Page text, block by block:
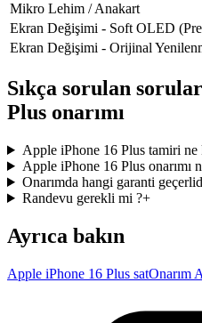
Mikro Lehim / Anakart
Ekran Değişimi - Soft OLED
Ekran Değişimi - Orijinal
Sıkça sorulan
Plus onarımı
Apple iPhone 16 Plus tamiri ne
Apple iPhone 16 Plus onarımı
Onarımda hangi garanti
Randevu gerekli mi ?+
Ayrıca bakın
Apple iPhone 16 Plus satOnarım